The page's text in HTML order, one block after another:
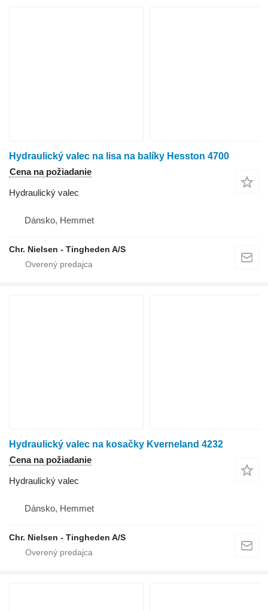
Hydraulický valec na lisa na balíky Hesston 4700
Cena na požiadanie
Hydraulický valec
Dánsko, Hemmet
Chr. Nielsen - Tingheden A/S
Hydraulický valec na kosačky Kverneland 4232
Cena na požiadanie
Hydraulický valec
Dánsko, Hemmet
Chr. Nielsen - Tingheden A/S